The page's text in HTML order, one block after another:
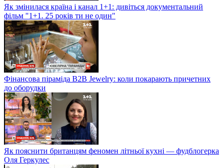
Як змінилася країна і канал 1+1: дивіться документальний
фільм "1+1. 25 років ти не один"
Фінансова піраміда B2B Jewelry: коли покарають причетних
до оборудки
Як пояснити британцям феномен літньої кухні — фудблогерка
Оля Геркулес